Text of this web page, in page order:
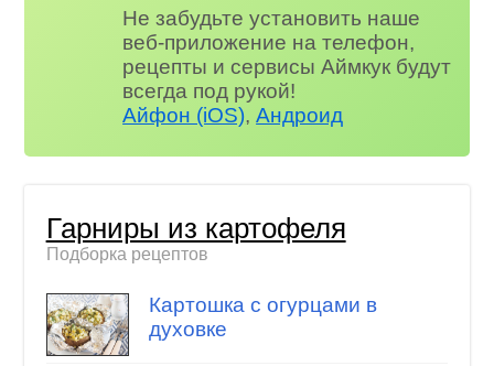
Не забудьте установить наше
веб-приложение на телефон,
рецепты и сервисы Аймкук будут
всегда под рукой!
Айфон (iOS),Андроид
Гарниры из картофеля
Подборка рецептов
Картошка с огурцами в
духовке